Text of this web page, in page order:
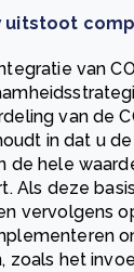
uitstoot
van
van de
in dat u
de hele
Als deze
vervolgens
zoals het